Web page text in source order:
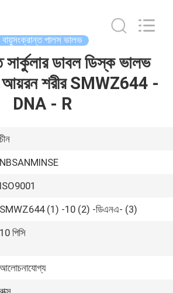
বায়ুসংক্রান্ত পালস ভালভ
সার্কুলার ডাবল ডিস্ক ভালভ
আয়রন শরীর SMWZ644 -
DNA - R
চীন
NBSANMINSE
ISO9001
SMWZ644 (1) -10 (2) -ডিএনএ- (3)
10 পিসি
আলোচনাযোগ্য